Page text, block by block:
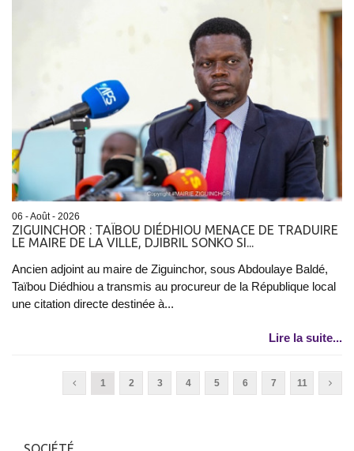
06 - Août - 2026
ZIGUINCHOR : TAÏBOU DIÉDHIOU MENACE DE TRADUIRE
LE MAIRE DE LA VILLE, DJIBRIL SONKO SI...
Ancien adjoint au maire de Ziguinchor, sous Abdoulaye Baldé,
Taïbou Diédhiou a transmis au procureur de la République local
une citation directe destinée à...
Lire la suite...
1 2 3 4 5 6 7 11